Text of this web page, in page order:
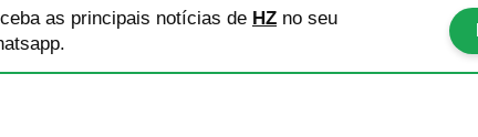
as principais notícias de HZ no seu